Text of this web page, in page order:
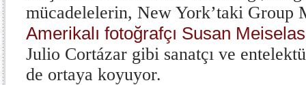
mücadelelerin, New York’taki Group
Amerikalı fotoğrafçı Susan
Julio Cortázar gibi sanatçı ve
de ortaya koyuyor.